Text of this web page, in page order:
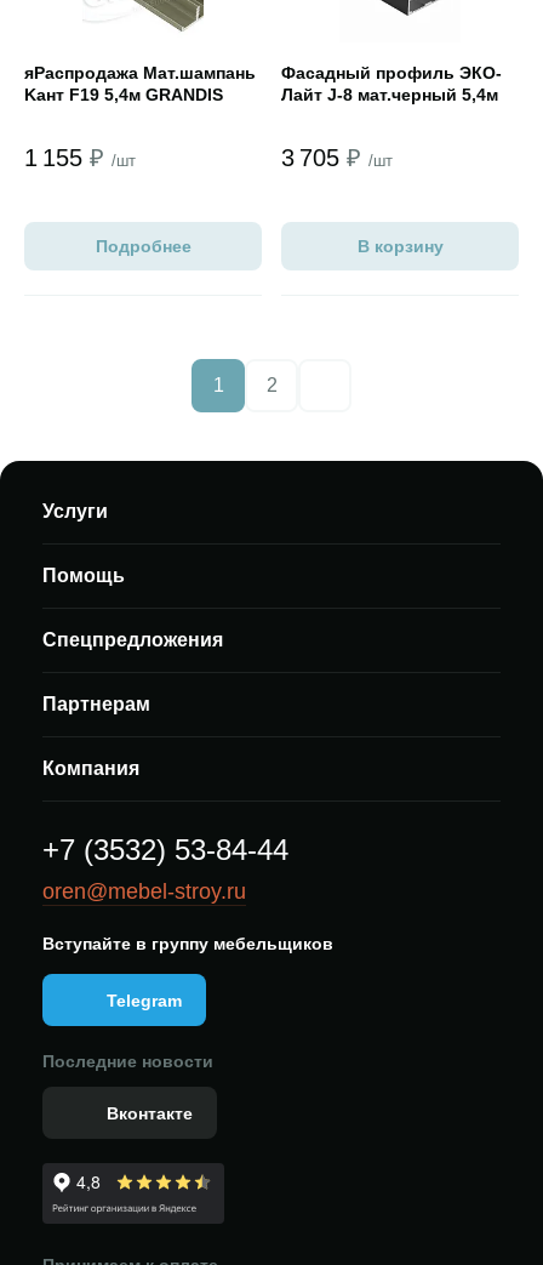
яРаспродажа Мат.шампань
Kант F19 5,4м GRANDIS
1 155 ₽ /шт
Подробнее
Фасадный профиль ЭКО-
Лайт J-8 мат.черный 5,4м
3 705 ₽ /шт
В корзину
1 2
Услуги
Помощь
Спецпредложения
Партнерам
Компания
+7 (3532) 53-84-44
oren@mebel-stroy.ru
Вступайте в группу мебельщиков
Telegram
Последние новости
Вконтакте